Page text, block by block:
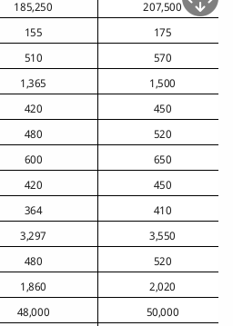
185,250
207,500
155
175
510
570
1,365
1,500
420
450
480
520
600
650
420
450
364
410
3,297
3,550
480
520
1,860
2,020
48,000 50,000